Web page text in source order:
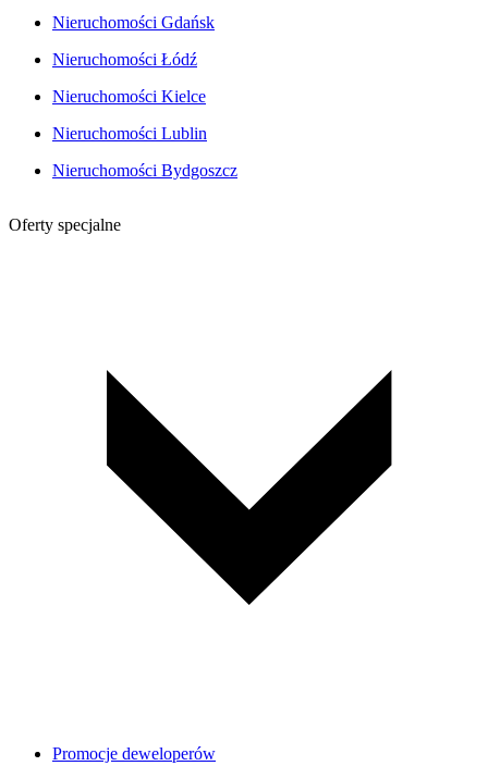
Nieruchomości Gdańsk
Nieruchomości Łódź
Nieruchomości Kielce
Nieruchomości Lublin
Nieruchomości Bydgoszcz
Oferty specjalne
Promocje deweloperów